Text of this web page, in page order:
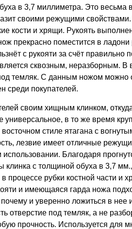
в 3,7 миллиметра. Это весьма
своими режущими
кости и хрящи. Рукоять
прекрасно поместится в ладони
с рукояти за счёт правильно
сквозным, неразборным. В
темляк. С данным ножом можно
среди покупателей.
своим хищным клинком,
универсальное, в то же время
стиле ятагана с
лезвие имеет отличные
Благодаря
с толщиной обуха в 3,7
процессе рубки костной части и
и имеющаяся гарда ножа
и уверенно ложиться в нее
отверстие под темляк, а не
прочность. Используется для